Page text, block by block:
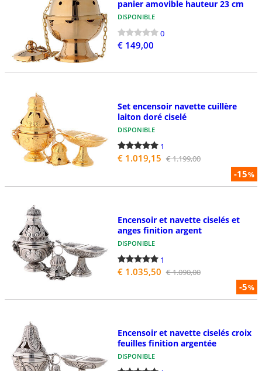
panier amovible hauteur 23 cm
DISPONIBLE
0
€ 149,00
-15%
Set encensoir navette cuillère
laiton doré ciselé
DISPONIBLE
1
€ 1.019,15 € 1.199,00
-5%
Encensoir et navette ciselés et
anges finition argent
DISPONIBLE
1
€ 1.035,50 € 1.090,00
Encensoir et navette ciselés croix
feuilles finition argentée
DISPONIBLE